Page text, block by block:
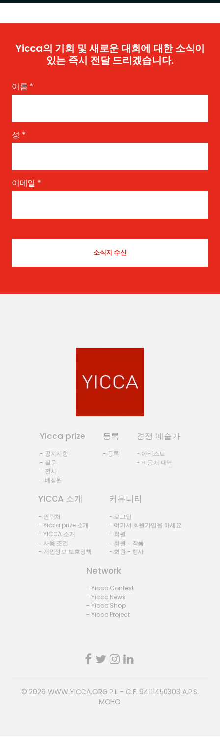
Yicca의 기회 및 새로운 대회에 대한 소식이
있는 즉시 전달 드리겠습니다.
이름 *
성 *
이메일 *
Yicca prize
- 공지사항
- 질문
- 전시
- 배심원
등록
- 등록
경쟁 예술가
- 아티스트
- 비공개 내역
YICCA 소개
- 연락처
- Yicca prize 소개
- YICCA 소개
- 사용 조건
- 개인정보 보호정책
커뮤니티
- 로그인
- 여기서 회원가입을 하세요
- 회원
- 회원 - 작품
- 회원 - 행사
Network
- Yicca Contest
- Yicca News
- Yicca Shop
- Yicca Project
© 2026 WWW.YICCA.ORG P.I. - C.F. 94111450303 A.P.S.
MOHO